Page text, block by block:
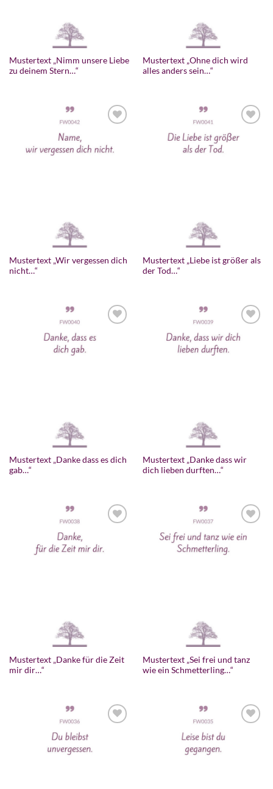
Mustertext „Nimm unsere Liebe
zu deinem Stern…“
Mustertext „Ohne dich wird
alles anders sein…“
Mustertext „Wir vergessen dich
nicht…“
Mustertext „Liebe ist größer als
der Tod…“
Mustertext „Danke dass es dich
gab…“
Mustertext „Danke dass wir
dich lieben durften…“
Mustertext „Danke für die Zeit
mir dir…“
Mustertext „Sei frei und tanz
wie ein Schmetterling…“